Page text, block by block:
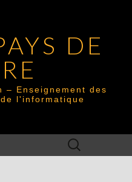
DE
– Enseignement des
l'informatique
Rechercher :